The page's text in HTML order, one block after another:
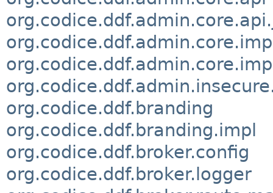
org.codice.ddf.branding
org.codice.ddf.branding.impl
org.codice.ddf.broker.config
org.codice.ddf.broker.logger